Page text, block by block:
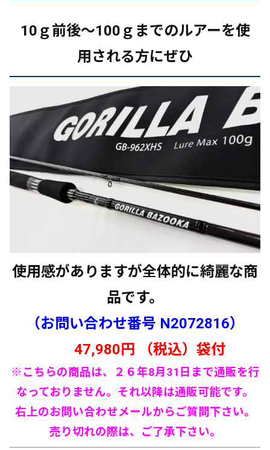
10ｇ前後～100ｇまでのルアーを使
用される方にぜひ
使用感がありますが全体的に綺麗な商
品です。
（お問い合わせ番号 N2072816）
47,980円 （税込）袋付
※こちらの商品は、２６年8月31日まで通販を行
なっておりません。それ以降は通販可能です。
右上のお問い合わせメールからご質問下さい。
売り切れの際は、ご了承下さい。